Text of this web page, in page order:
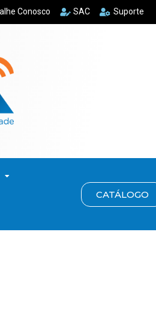
Conosco SAC Suporte
CATÁLOGO